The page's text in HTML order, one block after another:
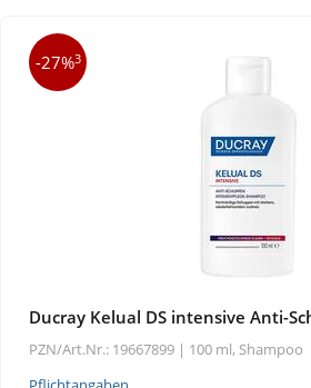
-27%3
Ducray Kelual DS intensive Anti-
PZN/Art.Nr.: 19667899 | 100 ml, Shampoo